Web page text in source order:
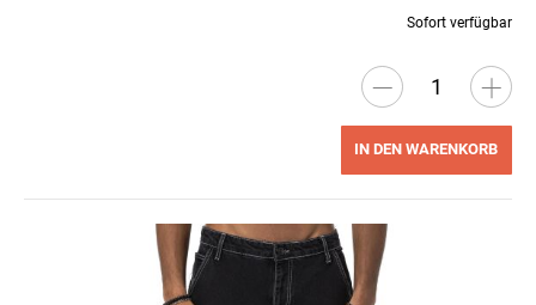
Sofort verfügbar
IN DEN WARENKORB